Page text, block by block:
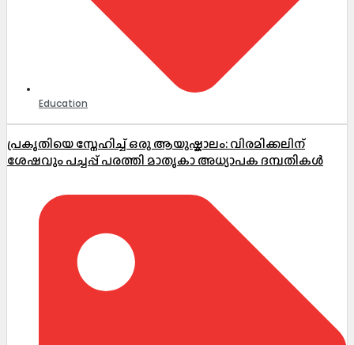
Education
പ്രകൃതിയെ സ്നേഹിച്ച് ഒരു ആയുഷ്കാലം: വിരമിക്കലിന്
ശേഷവും പച്ചപ്പ് പരത്തി മാതൃകാ അധ്യാപക ദമ്പതികൾ